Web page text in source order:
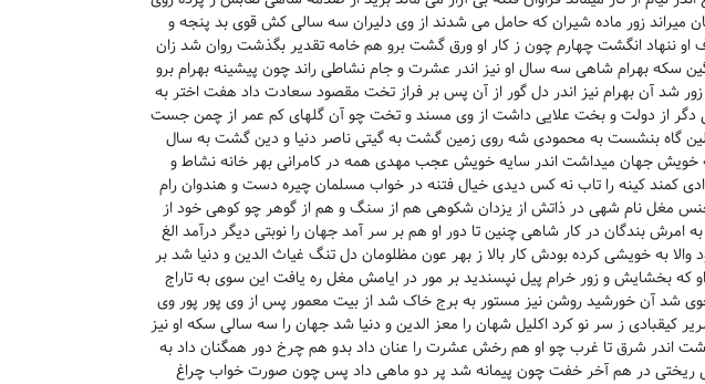
میراند زور ماده شیران که حامل می شدند از وی دلیران سه سالی کش قوی بد پنجه و
ننهاد انگشت چهارم چون ز کار او ورق گشت برو هم خامه تقدیر بگذشت روان شد زان
سکه بهرام شاهی سه سال او نیز اندر عشرت و جام نشاطی راند چون پیشینه بهرام برو
شد آن بهرام نیز اندر دل گور از آن پس بر فراز تخت مقصود سعادت داد هفت اختر به
از دولت و بخت علایی داشت از وی مسند و تخت چو آن گلهای کم عمر از چمن جست
گاه بنشست به محمودی شه روی زمین گشت به گیتی ناصر دنیا و دین گشت به سال
خویش جهان میداشت اندر سایه خویش عجب مهدی همه در کامرانی بهر خانه نشاط و
کمند کینه را تاب نه کس دیدی خیال فتنه در خواب مسلمان چیره دست و هندوان رام
مغل نام شهی در ذاتش از یزدان شکوهی هم از سنگ و هم از گوهر چو کوهی خود از
امرش بندگان در کار شاهی چنین تا دور او هم بر سر آمد جهان را نوبتی دیگر درآمد الغ
به خویشی کرده بودش کار بالا ز بهر عون مظلومان دل تنگ غیاث الدین و دنیا شد بر
که بخشایش و زور خرام پیل نپسندید بر مور در ایامش مغل ره یافت این سوی به تاراج
شد آن خورشید روشن نیز مستور به برج خاک شد از بیت معمور پس از وی پور پور وی
کیقبادی ز سر نو کرد اکلیل شهان را معز الدین و دنیا شد جهان را سه سالی سکه او نیز
اندر شرق تا غرب چو او هم رخش عشرت را عنان داد بدو هم چرخ دور همگنان داد به
ریختی در هم آخر خفت چون پیمانه شد پر دو ماهی داد پس چون صورت خواب چراغ